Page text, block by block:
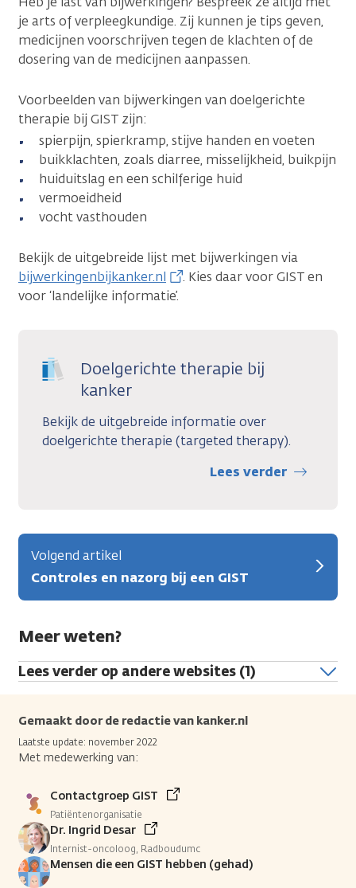
je arts of verpleegkundige. Zij kunnen je tips geven,
medicijnen voorschrijven tegen de klachten of de
dosering van de medicijnen aanpassen.
Voorbeelden van bijwerkingen van doelgerichte
therapie bij GIST zijn:
spierpijn, spierkramp, stijve handen en voeten
buikklachten, zoals diarree, misselijkheid, buikpijn
huiduitslag en een schilferige huid
vermoeidheid
vocht vasthouden
Bekijk de uitgebreide lijst met bijwerkingen via
bijwerkingenbijkanker.nl
. Kies daar voor GIST en
voor ‘landelijke informatie’.
Doelgerichte therapie bij
kanker
Bekijk de uitgebreide informatie over
doelgerichte therapie (targeted therapy).
Lees verder
Volgend artikel
Controles en nazorg bij een GIST
Meer weten?
Lees verder op andere websites (1)
Gemaakt door de redactie van kanker.nl
Laatste update: november 2022
Met medewerking van:
Contactgroep GIST
Patiëntenorganisatie
Dr. Ingrid Desar
Internist-oncoloog, Radboudumc
Mensen die een GIST hebben (gehad)